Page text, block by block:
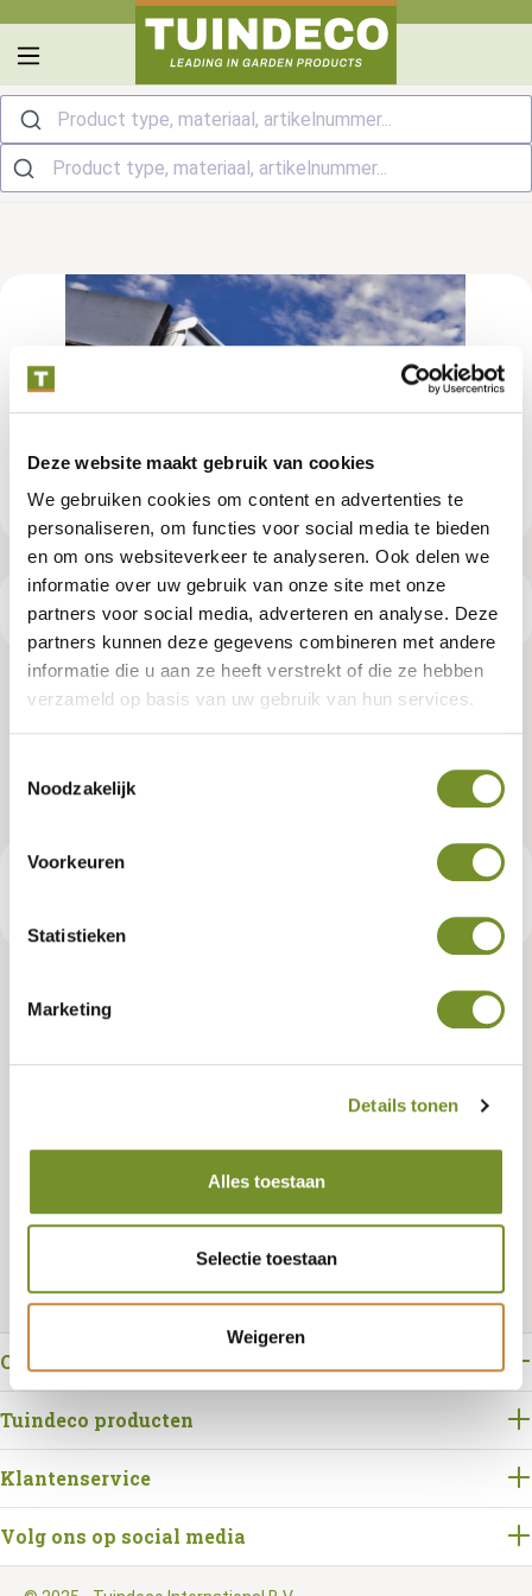
Deze website maakt gebruik van cookies
We gebruiken cookies om content en advertenties te
personaliseren, om functies voor social media te bieden
en om ons websiteverkeer te analyseren. Ook delen we
informatie over uw gebruik van onze site met onze
partners voor social media, adverteren en analyse. Deze
partners kunnen deze gegevens combineren met andere
informatie die u aan ze heeft verstrekt of die ze hebben
verzameld op basis van uw gebruik van hun services.
Noodzakelijk
Voorkeuren
Statistieken
Marketing
Details tonen
Alles toestaan
Selectie toestaan
Weigeren
Product type, materiaal, artikelnummer...
Productspecificaties
Dakgootset, verzinkt, 125 mm,
Artikelnummer:
Tuindeco dealer? Log in voor je eigen prijzen.
Bestellen
Over Tuindeco
Tuindeco producten
Klantenservice
Volg ons op social media